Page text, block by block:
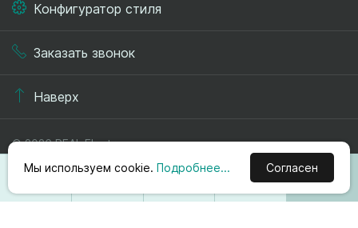
Конфигуратор стиля
Заказать звонок
Наверх
© 2026 REAL.Electro
Политика конфиденциальности
Публичная оферта
Мы используем cookie. Подробнее... Согласен